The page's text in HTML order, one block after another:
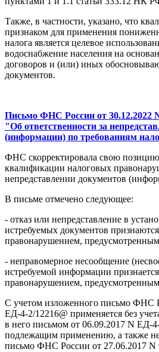
Также, в частности, указано, что
признаком для применения
налога является целевое
водоснабжение населения на
договоров и (или) иных
документов.
Письмо ФНС России от 30.12.2022
"Об ответственности за
(информации) по требованиям
ФНС скорректировала свою
квалификации налоговых
непредставлении документов
В письме отмечено следующее:
- отказ или непредставление в
истребуемых документов
правонарушением,
- неправомерное несообщение
истребуемой информации
правонарушением,
С учетом изложенного письмо ФНС
ЕД-4-2/12216@ применяется без
в него письмом от 06.09.2017 N ЕД-
подлежащим применению, а также
письмо ФНС России от 27.06.2017 N